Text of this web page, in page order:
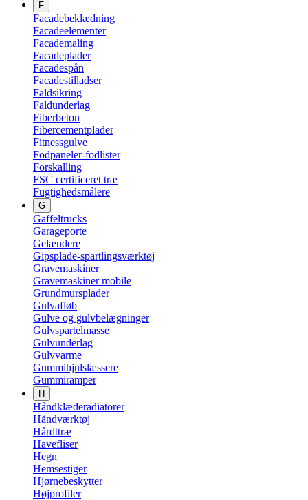
F
Facadebeklædning
Facadeelementer
Facademaling
Facadeplader
Facadespån
Facadestilladser
Faldsikring
Faldunderlag
Fiberbeton
Fibercementplader
Fitnessgulve
Fodpaneler-fodlister
Forskalling
FSC certificeret træ
Fugtighedsmålere
G
Gaffeltrucks
Garageporte
Gelændere
Gipsplade-spartlingsværktøj
Gravemaskiner
Gravemaskiner mobile
Grundmursplader
Gulvafløb
Gulve og gulvbelægninger
Gulvspartelmasse
Gulvunderlag
Gulvvarme
Gummihjulslæssere
Gummiramper
H
Håndklæderadiatorer
Håndværktøj
Hårdttræ
Havefliser
Hegn
Hemsestiger
Hjørnebeskytter
Højprofiler